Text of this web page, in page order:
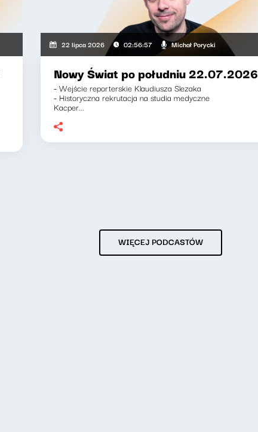
22 lipca 2026 02:56:57 Michał Porycki
Nowy Świat po południu 22.07.2026
- Wejście reporterskie Klaudiusza Slezaka
- Historyczna rekrutacja na studia medyczne
Kacper...
WIĘCEJ PODCASTÓW